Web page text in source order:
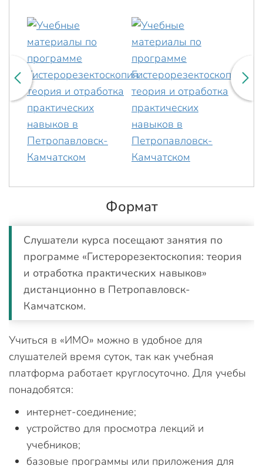
Формат
Слушатели курса посещают занятия по
программе «Гистерорезектоскопия: теория
и отработка практических навыков»
дистанционно в Петропавловск-
Камчатском.
Учиться в «ИМО» можно в удобное для
слушателей время суток, так как учебная
платформа работает круглосуточно. Для учебы
понадобятся:
интернет-соединение;
устройство для просмотра лекций и
учебников;
базовые программы или приложения для